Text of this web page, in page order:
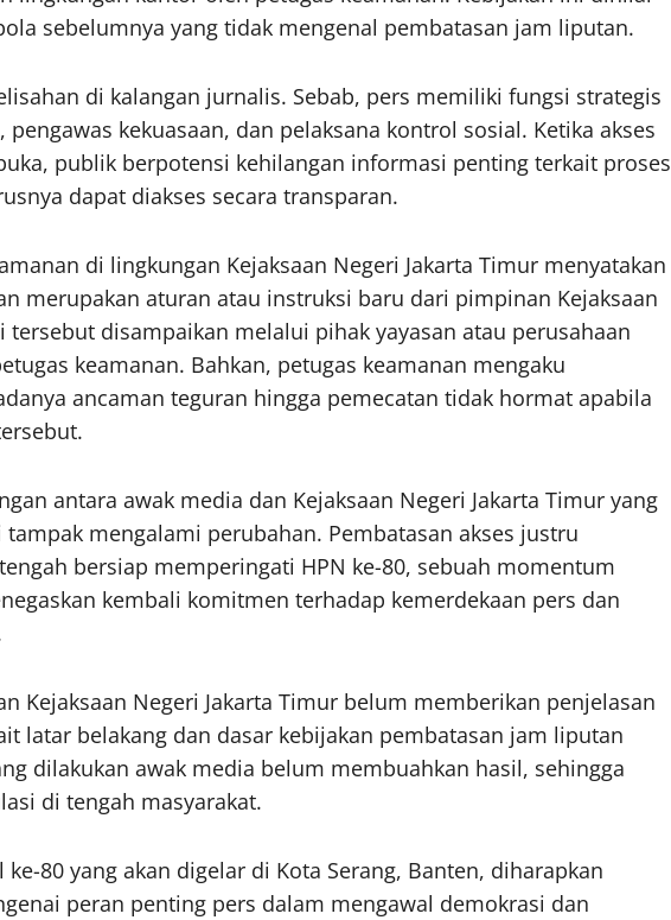
sebelumnya yang tidak mengenal pembatasan jam liputan.
di kalangan jurnalis. Sebab, pers memiliki fungsi strategis
kekuasaan, dan pelaksana kontrol sosial. Ketika akses
publik berpotensi kehilangan informasi penting terkait proses
dapat diakses secara transparan.
di lingkungan Kejaksaan Negeri Jakarta Timur menyatakan
merupakan aturan atau instruksi baru dari pimpinan Kejaksaan
tersebut disampaikan melalui pihak yayasan atau perusahaan
keamanan. Bahkan, petugas keamanan mengaku
ancaman teguran hingga pemecatan tidak hormat apabila
antara awak media dan Kejaksaan Negeri Jakarta Timur yang
mengalami perubahan. Pembatasan akses justru
bersiap memperingati HPN ke-80, sebuah momentum
kembali komitmen terhadap kemerdekaan pers dan
Kejaksaan Negeri Jakarta Timur belum memberikan penjelasan
latar belakang dan dasar kebijakan pembatasan jam liputan
dilakukan awak media belum membuahkan hasil, sehingga
di tengah masyarakat.
80 yang akan digelar di Kota Serang, Banten, diharapkan
peran penting pers dalam mengawal demokrasi dan